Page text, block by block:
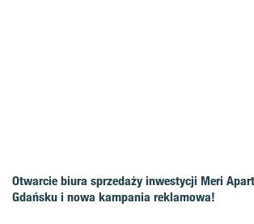
Otwarcie biura sprzedaży inwestycji Meri
Gdańsku i nowa kampania reklamowa!